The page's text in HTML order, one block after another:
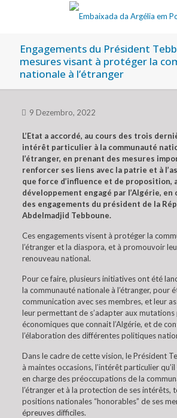
Engagements du Président
mesures visant à protéger la
nationale à l’étranger
9 Dezembro, 2022
L’Etat a accordé, au cours des trois
intérêt particulier à la communauté
l’étranger, en prenant des mesures
renforcer ses liens avec la patrie et à
que force d’influence et de proposition,
développement engagé par l’Algérie,
des engagements du président de la
Abdelmadjid Tebboune.
Ces engagements visent à protéger la
l’étranger et la diaspora, et à promouvoir
renouveau national.
Pour ce faire, plusieurs initiatives ont été
la communauté nationale à l’étranger, pour
communication avec ses membres, et leur
leur permettant de s’adapter aux
économiques que connait l’Algérie, et de
l’élaboration des différentes politiques
Dans le cadre de cette vision, le Président
à maintes occasions, l’intérêt particulier
en charge des préoccupations de la
l’étranger et à la protection de ses intérêts,
positions nationales “honorables” de ses
épreuves difficiles.